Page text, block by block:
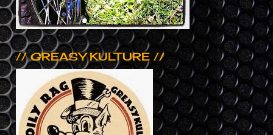
// GREASY KULTURE //